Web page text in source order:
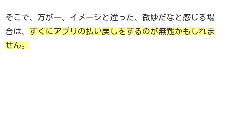
そこで、万が一、イメージと違った、微妙だなと感じる場
合は、 すぐにアプリの払い戻しをするのが無難かもしれま
せん。